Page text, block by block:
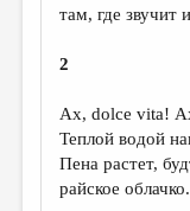
КОНКУРСЫ
ДЕТСКАЯ КОМНАТА
КНИЖНАЯ ПОЛКА
ОБЗОР
СТРАНИЦЫ
там, где звучит
2
Ах, dolce vita!
Теплой водой
Пена растет,
райское